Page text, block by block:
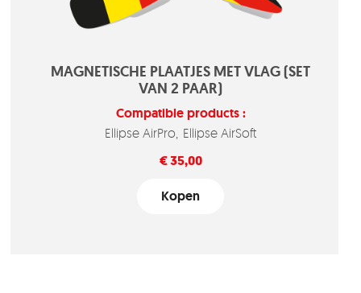
MAGNETISCHE PLAATJES MET VLAG (SET
VAN 2 PAAR)
Compatible products :
Ellipse AirPro Ellipse AirSoft
Prijs
€ 35,00
Kopen